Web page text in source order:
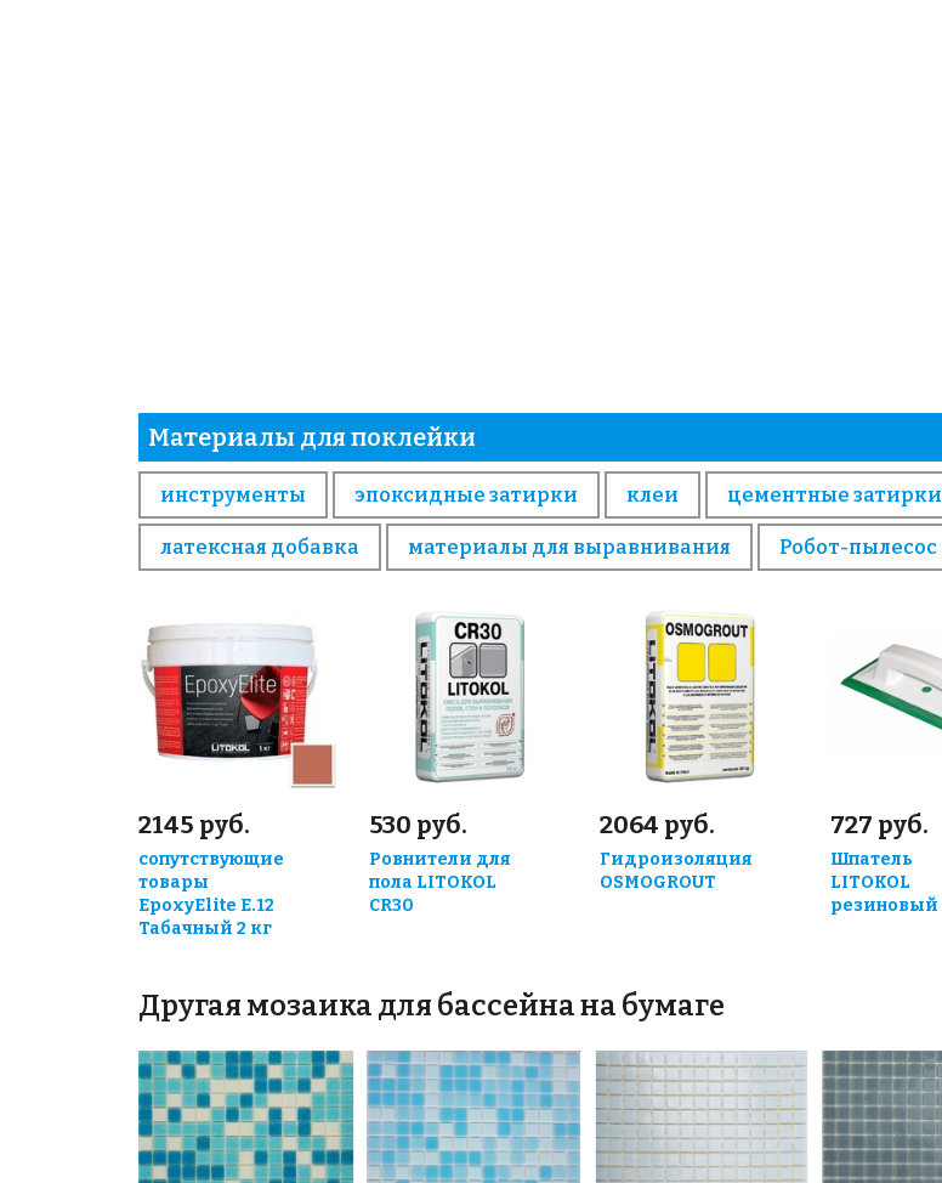
Материалы для поклейки
инструменты эпоксидные затирки клеи цементные затирки
латексная добавка материалы для выравнивания Робот-пылесос
2145 руб.
сопутствующие
товары
EpoxyElite E.12
Табачный 2 кг
530 руб.
Ровнители для
пола LITOKOL
CR30
2064 руб.
Гидроизоляция
OSMOGROUT
727 руб.
Шпатель
LITOKOL
резиновый
Другая мозаика для бассейна на бумаге